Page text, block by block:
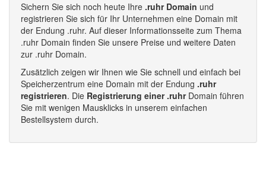
Sichern Sie sich noch heute Ihre .ruhr Domain und
registrieren Sie sich für Ihr Unternehmen eine Domain mit
der Endung .ruhr. Auf dieser Informationsseite zum Thema
.ruhr Domain finden Sie unsere Preise und weitere Daten
zur .ruhr Domain.
Zusätzlich zeigen wir Ihnen wie Sie schnell und einfach bei
Speicherzentrum eine Domain mit der Endung .ruhr
registrieren. Die Registrierung einer .ruhrDomain führen
Sie mit wenigen Mausklicks in unserem einfachen
Bestellsystem durch.